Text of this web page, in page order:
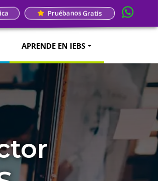
Pruébanos Gratis
APRENDE EN IEBS